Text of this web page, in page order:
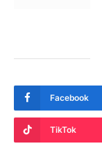
Facebook
TikTok